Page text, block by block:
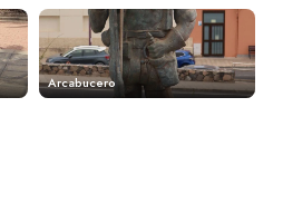
Arcabucero